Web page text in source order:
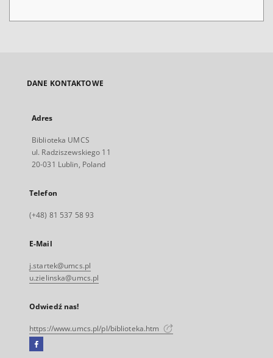
DANE KONTAKTOWE
Adres
Biblioteka UMCS
ul. Radziszewskiego 11
20-031 Lublin, Poland
Telefon
(+48) 81 537 58 93
E-Mail
j.startek@umcs.pl
u.zielinska@umcs.pl
Odwiedź nas!
https://www.umcs.pl/pl/biblioteka.htm
Facebook